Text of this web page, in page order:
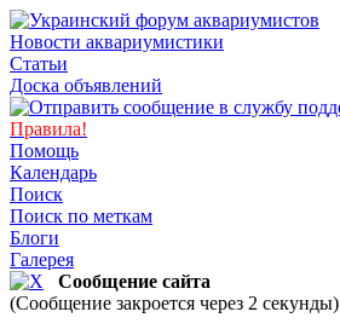
Новости аквариумистики
Статьи
Доска объявлений
Правила!
Помощь
Календарь
Поиск
Поиск по меткам
Блоги
Галерея
Сообщение сайта
(Сообщение закроется через 2 секунды)